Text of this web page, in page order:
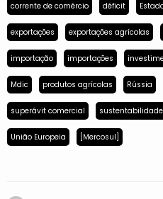
corrente de comércio déficit
exportações exportações agrícolas
importação importações
Mdic produtos agrícolas Rússia
superávit comercial sustentabilidade
União Europeia [Mercosul]